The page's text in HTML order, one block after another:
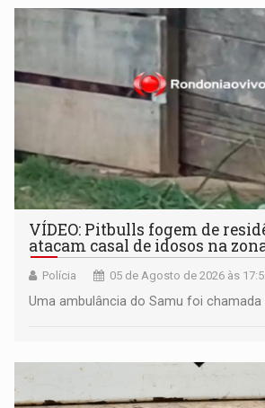
VÍDEO: Pitbulls fogem de
atacam casal de idosos na
Polícia 05 de Agosto de 2026 às
Uma ambulância do Samu foi chamada